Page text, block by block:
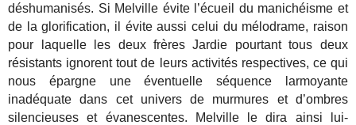
déshumanisés. Si Melville évite l’écueil du manichéisme et
de la glorification, il évite aussi celui du mélodrame, raison
pour laquelle les deux frères Jardie pourtant tous deux
résistants ignorent tout de leurs activités respectives, ce qui
nous épargne une éventuelle séquence larmoyante
inadéquate dans cet univers de murmures et d’ombres
silencieuses et évanescentes. Melville le dira ainsi lui-